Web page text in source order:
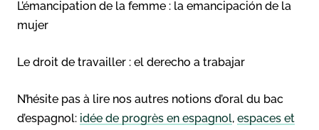
L’émancipation de la femme : la emancipación de la
mujer
Le droit de travailler : el derecho a trabajar
N’hésite pas à lire nos autres notions d’oral du bac
d’espagnol: idée de progrès en espagnol, espaces et